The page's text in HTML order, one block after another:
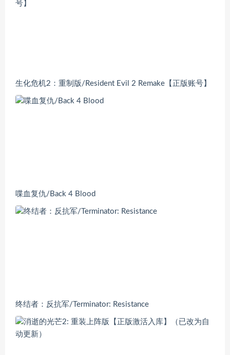
生化危机2：重制版/Resident Evil 2 Remake【正版账号】
喋血复仇/Back 4 Blood
终结者：反抗军/Terminator: Resistance